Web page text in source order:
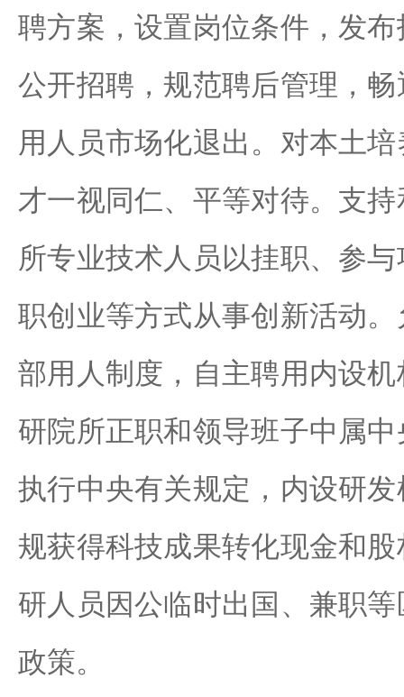
聘方案，设置岗位条件，发
公开招聘，规范聘后管理，
用人员市场化退出。对本土
才一视同仁、平等对待。支
所专业技术人员以挂职、参
职创业等方式从事创新活动
部用人制度，自主聘用内设
研院所正职和领导班子中属
执行中央有关规定，内设研
规获得科技成果转化现金和
研人员因公临时出国、兼职
政策。